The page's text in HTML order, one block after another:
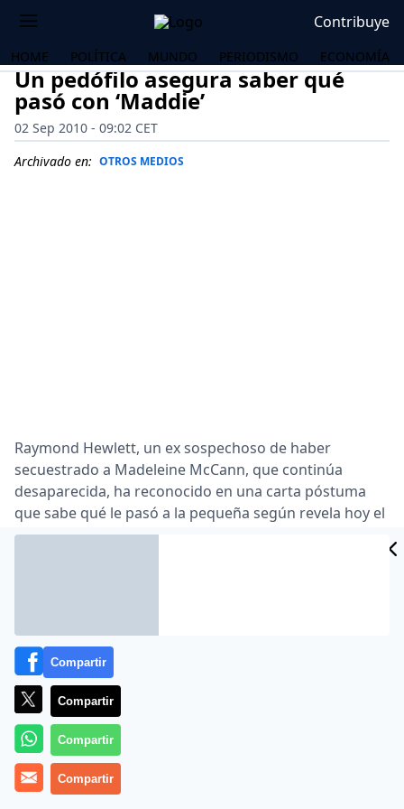
Contribuye
HOME POLÍTICA MUNDO PERIODISMO ECONOMÍA
Un pedófilo asegura saber qué
pasó con ‘Maddie’
02 Sep 2010 - 09:02 CET
Archivado en: OTROS MEDIOS
Raymond Hewlett, un ex sospechoso de haber
secuestrado a Madeleine McCann, que continúa
desaparecida, ha reconocido en una carta póstuma
que sabe qué le pasó a la pequeña según revela hoy el
diario inglés ‘The Sun’ … En una carta enviada a su hijo,
el país luso en aquella época …
Lea el artículo completo en
Compartir
Compartir
Compartir
Compartir